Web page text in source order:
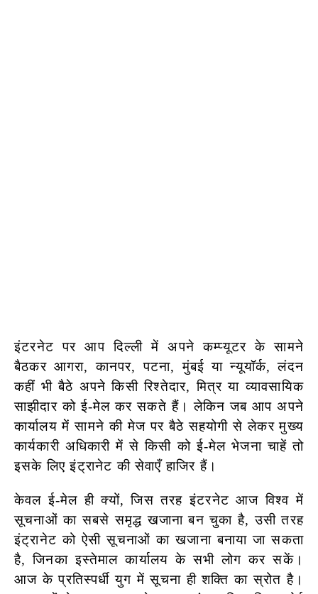
इंटरनेट पर आप दिल्ली में अपने कम्प्यूटर के सामने
बैठकर आगरा, कानपर, पटना, मुंबई या न्यूयॉर्क, लंदन
कहीं भी बैठे अपने किसी रिश्तेदार, मित्र या व्यावसायिक
साझीदार को ई-मेल कर सकते हैं। लेकिन जब आप अपने
कार्यालय में सामने की मेज पर बैठे सहयोगी से लेकर मुख्य
कार्यकारी अधिकारी में से किसी को ई-मेल भेजना चाहें तो
इसके लिए इंट्रानेट की सेवाएँ हाजिर हैं।
केवल ई-मेल ही क्यों, जिस तरह इंटरनेट आज विश्व में
सूचनाओं का सबसे समृद्ध खजाना बन चुका है, उसी तरह
इंट्रानेट को ऐसी सूचनाओं का खजाना बनाया जा सकता
है, जिनका इस्तेमाल कार्यालय के सभी लोग कर सकें।
आज के प्रतिस्पर्धी युग में सूचना ही शक्ति का स्रोत है।